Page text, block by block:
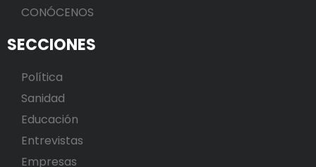
CONÓCENOS
SECCIONES
Política
Sanidad
Educación
Entrevistas
Empresas